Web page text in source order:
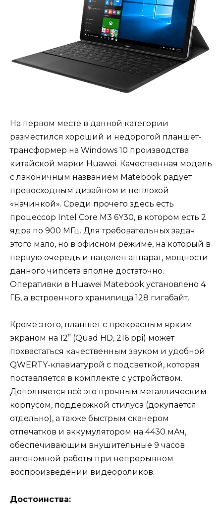
На первом месте в данной категории
разместился хороший и недорогой планшет-
трансформер на Windows 10 производства
китайской марки Huawei. Качественная модель
с лаконичным названием Matebook радует
превосходным дизайном и неплохой
«начинкой». Среди прочего здесь есть
процессор Intel Core M3 6Y30, в котором есть 2
ядра по 900 МГц. Для требовательных задач
этого мало, но в офисном режиме, на который в
первую очередь и нацелен аппарат, мощности
данного чипсета вполне достаточно.
Оперативки в Huawei Matebook установлено 4
ГБ, а встроенного хранилища 128 гигабайт.
Кроме этого, планшет с прекрасным ярким
экраном на 12” (Quad HD, 216 ppi) может
похвастаться качественным звуком и удобной
QWERTY-клавиатурой с подсветкой, которая
поставляется в комплекте с устройством.
Дополняется всё это прочным металлическим
корпусом, поддержкой стилуса (докупается
отдельно), а также быстрым сканером
отпечатков и аккумулятором на 4430 мАч,
обеспечивающим внушительные 9 часов
автономной работы при непрерывном
воспроизведении видеороликов.
Достоинства: